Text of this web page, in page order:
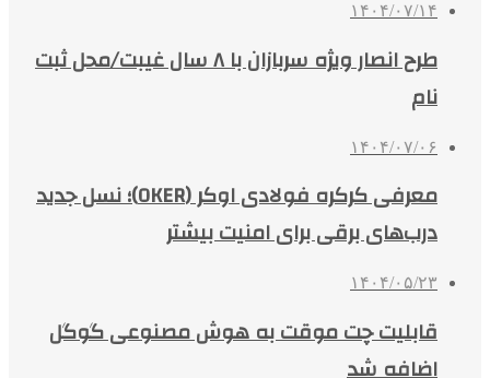
۱۴۰۴/۰۷/۱۴
طرح انصار ویژه سربازان با ۸ سال غیبت/محل ثبت
نام
۱۴۰۴/۰۷/۰۶
معرفی کرکره فولادی اوکر (OKER)؛ نسل جدید
درب‌های برقی برای امنیت بیشتر
۱۴۰۴/۰۵/۲۳
قابلیت چت موقت به هوش مصنوعی گوگل
اضافه شد